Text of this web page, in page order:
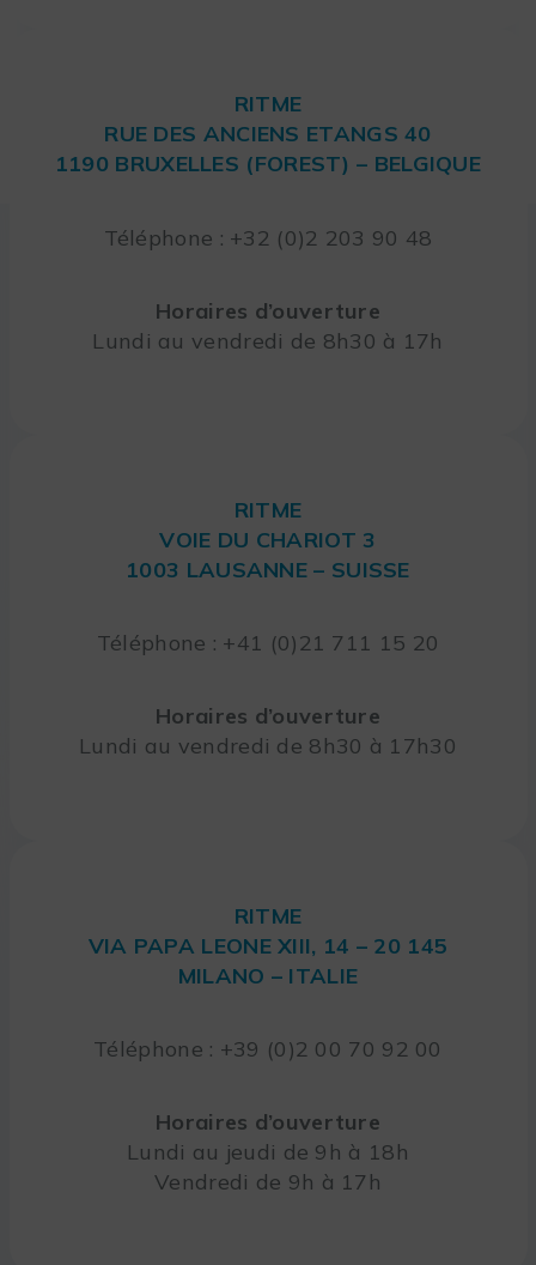
RITME
RUE DES ANCIENS ETANGS 40
1190 BRUXELLES (FOREST) – BELGIQUE
Téléphone : +32 (0)2 203 90 48
Horaires d’ouverture
Lundi au vendredi de 8h30 à 17h
RITME
VOIE DU CHARIOT 3
1003 LAUSANNE – SUISSE
Téléphone : +41 (0)21 711 15 20
Horaires d’ouverture
Lundi au vendredi de 8h30 à 17h30
RITME
VIA PAPA LEONE XIII, 14 – 20 145
MILANO – ITALIE
Téléphone : +39 (0)2 00 70 92 00
Horaires d’ouverture
Lundi au jeudi de 9h à 18h
Vendredi de 9h à 17h